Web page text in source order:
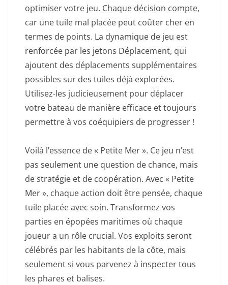
optimiser votre jeu. Chaque décision compte,
car une tuile mal placée peut coûter cher en
termes de points. La dynamique de jeu est
renforcée par les jetons Déplacement, qui
ajoutent des déplacements supplémentaires
possibles sur des tuiles déjà explorées.
Utilisez-les judicieusement pour déplacer
votre bateau de manière efficace et toujours
permettre à vos coéquipiers de progresser !
Voilà l’essence de « Petite Mer ». Ce jeu n’est
pas seulement une question de chance, mais
de stratégie et de coopération. Avec « Petite
Mer », chaque action doit être pensée, chaque
tuile placée avec soin. Transformez vos
parties en épopées maritimes où chaque
joueur a un rôle crucial. Vos exploits seront
célébrés par les habitants de la côte, mais
seulement si vous parvenez à inspecter tous
les phares et balises.